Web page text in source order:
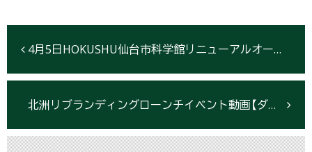
4月5日HOKUSHU仙台市科学館リニューアルオープン
北洲リブランディングローンチイベント動画【ダイジェスト版】を公開